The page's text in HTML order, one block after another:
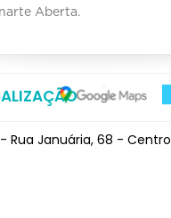
Aberta.
Rua Januária, 68 - Centro